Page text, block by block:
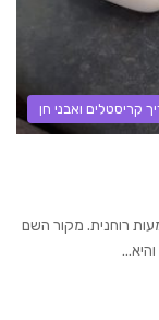
קריסטלים ואבני חן
רוחנית. מקור השם